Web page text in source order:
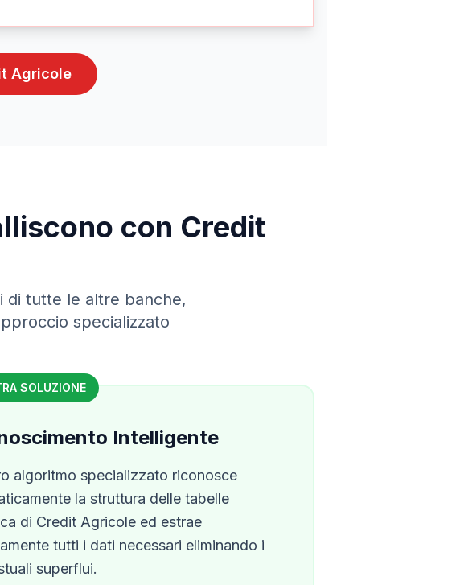
Agricole
con Credit
di tutte le altre banche,
specializzato
SOLUZIONE
Intelligente
algoritmo specializzato riconosce
la struttura delle tabelle
di Credit Agricole ed estrae
tutti i dati necessari eliminando i
superflui.